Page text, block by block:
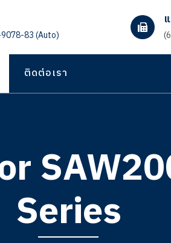
83 (Auto)
ติดต่อเรา
Series